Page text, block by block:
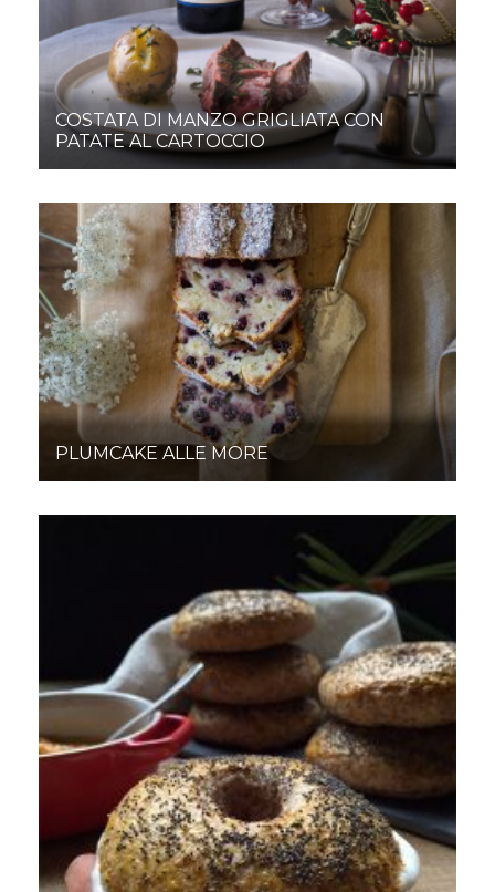
COSTATA DI MANZO GRIGLIATA CON
PATATE AL CARTOCCIO
PLUMCAKE ALLE MORE